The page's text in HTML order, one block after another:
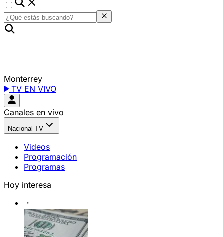
Monterrey
TV EN VIVO
Canales en vivo
Nacional TV
Videos
Programación
Programas
Hoy interesa